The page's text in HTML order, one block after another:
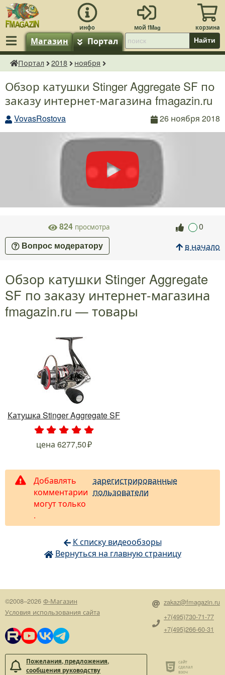
Магазин Портал Найти
fMagazin.ru
Портал 2018 ноября
Обзор катушки Stinger Aggregate SF по
заказу интернет-магазина fmagazin.ru
VovasRostova 26 ноября 2018
824 просмотра 0
Вопрос модератору в начало
Обзор катушки Stinger Aggregate
SF по заказу интернет-магазина
fmagazin.ru — товары
Катушка Stinger Aggregate SF
. . . . .
цена 6277,50
Добавлять
комментарии
могут только
зарегистрированные
пользователи
.
К списку видеообзоры
Вернуться на главную страницу
©2008–2026 Ф-Магазин
Условия использования сайта
Пожелания, предложения,
сообщения руководству
zakaz@fmagazin.ru
+7(495)730-71-77
+7(495)266-60-31